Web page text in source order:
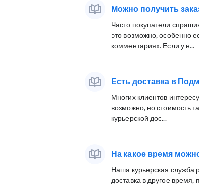
Можно получить
Часто покупатели
это возможно, особенно
комментариях. Если у н...
Есть доставка в
Многих клиентов
возможно, но стоимость
курьерской дос...
На какое время
Наша курьерская служба
доставка в другое